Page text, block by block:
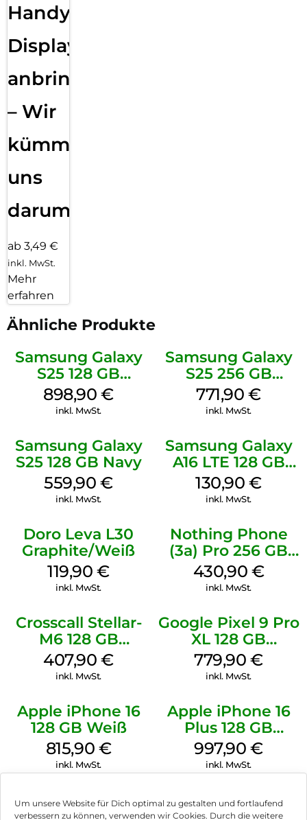
Um unsere Website für Dich optimal zu gestalten und fortlaufend
verbessern zu können, verwenden wir Cookies. Durch die weitere
Handy
Displayfolie
anbringen
– Wir
kümmern
uns
darum!
ab 3,49 €
inkl. MwSt.
Mehr
erfahren
Ähnliche Produkte
Samsung Galaxy
S25 128 GB
Icyblue
898,90€
inkl. MwSt.
Samsung Galaxy
S25 256 GB
Icyblue
771,90€
inkl. MwSt.
Samsung Galaxy
S25 128 GB Navy
559,90€
inkl. MwSt.
Samsung Galaxy
A16 LTE 128 GB
Black
130,90€
inkl. MwSt.
Doro Leva L30
Graphite/Weiß
119,90€
inkl. MwSt.
Nothing Phone
(3a) Pro 256 GB
Grey
430,90 €
inkl. MwSt.
Crosscall Stellar-
M6 128 GB
Schwarz
407,90€
inkl. MwSt.
Google Pixel 9 Pro
XL 128 GB
Obsidian
779,90€
inkl. MwSt.
Apple iPhone 16
128 GB Weiß
815,90 €
inkl. MwSt.
Apple iPhone 16
Plus 128 GB
Schwarz
997,90€
inkl. MwSt.